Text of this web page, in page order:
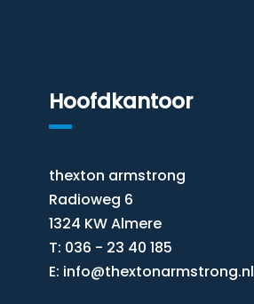
Hoofdkantoor
thexton armstrong
Radioweg 6
1324 KW Almere
T: 036 - 23 40 185
E: info@thextonarmstrong.nl